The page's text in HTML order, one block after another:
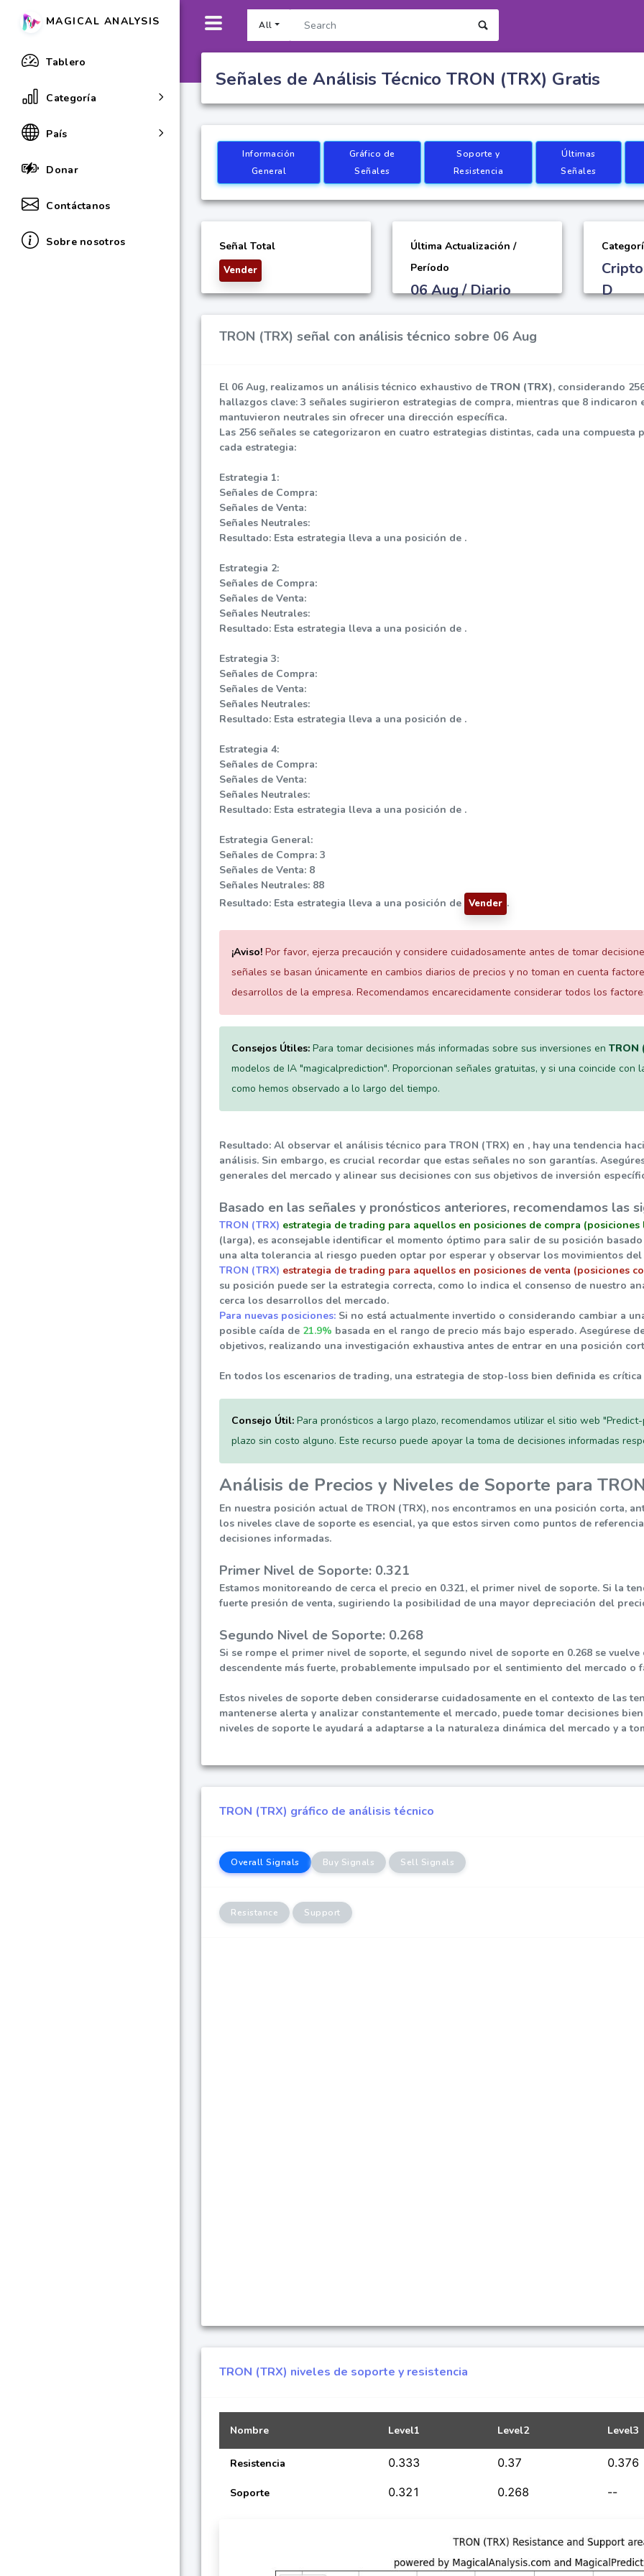
All
MAGICAL ANALYSIS
Tablero
Categoría
País
Donar
Contáctanos
Sobre nosotros
Señales de Análisis Técnico TRON (TRX) Gratis
Información
General
Gráfico de
Señales
Soporte y
Resistencia
Últimas
Señales
Señal Total
Vender
Última Actualización /
Período
06 Aug / Diario
D
TRON (TRX) señal con análisis técnico sobre 06 Aug
El 06 Aug, realizamos un análisis técnico exhaustivo de TRON (TRX), considerando
hallazgos clave: 3 señales sugirieron estrategias de compra, mientras que 8 indicaron
mantuvieron neutrales sin ofrecer una dirección específica.
Las 256 señales se categorizaron en cuatro estrategias distintas, cada una
cada estrategia:
Estrategia 1:
Señales de Compra:
Señales de Venta:
Señales Neutrales:
Resultado: Esta estrategia lleva a una posición de .
Estrategia 2:
Señales de Compra:
Señales de Venta:
Señales Neutrales:
Resultado: Esta estrategia lleva a una posición de .
Estrategia 3:
Señales de Compra:
Señales de Venta:
Señales Neutrales:
Resultado: Esta estrategia lleva a una posición de .
Estrategia 4:
Señales de Compra:
Señales de Venta:
Señales Neutrales:
Resultado: Esta estrategia lleva a una posición de .
Estrategia General:
Señales de Compra: 3
Señales de Venta: 8
Señales Neutrales: 88
Resultado: Esta estrategia lleva a una posición de Vender .
¡Aviso! Por favor, ejerza precaución y considere cuidadosamente antes de tomar
señales se basan únicamente en cambios diarios de precios y no toman en cuenta
desarrollos de la empresa. Recomendamos encarecidamente considerar todos los
Consejos Útiles: Para tomar decisiones más informadas sobre sus inversiones en TRON
modelos de IA "magicalprediction". Proporcionan señales gratuitas, y si una coincide
como hemos observado a lo largo del tiempo.
Resultado: Al observar el análisis técnico para TRON (TRX) en , hay una tendencia
análisis. Sin embargo, es crucial recordar que estas señales no son garantías.
generales del mercado y alinear sus decisiones con sus objetivos de inversión
Basado en las señales y pronósticos anteriores, recomendamos las
TRON (TRX) estrategia de trading para aquellos en posiciones de compra (posiciones
(larga), es aconsejable identificar el momento óptimo para salir de su posición
una alta tolerancia al riesgo pueden optar por esperar y observar los movimientos
TRON (TRX) estrategia de trading para aquellos en posiciones de venta (posiciones
su posición puede ser la estrategia correcta, como lo indica el consenso de nuestro
cerca los desarrollos del mercado.
Para nuevas posiciones: Si no está actualmente invertido o considerando cambiar a
posible caída de 21.9% basada en el rango de precio más bajo esperado. Asegúrese
objetivos, realizando una investigación exhaustiva antes de entrar en una posición
En todos los escenarios de trading, una estrategia de stop-loss bien definida es
Consejo Útil: Para pronósticos a largo plazo, recomendamos utilizar el sitio web
plazo sin costo alguno. Este recurso puede apoyar la toma de decisiones informadas
Análisis de Precios y Niveles de Soporte para
En nuestra posición actual de TRON (TRX), nos encontramos en una posición corta,
los niveles clave de soporte es esencial, ya que estos sirven como puntos de
decisiones informadas.
Primer Nivel de Soporte: 0.321
Estamos monitoreando de cerca el precio en 0.321, el primer nivel de soporte. Si la
fuerte presión de venta, sugiriendo la posibilidad de una mayor depreciación del
Segundo Nivel de Soporte: 0.268
Si se rompe el primer nivel de soporte, el segundo nivel de soporte en 0.268 se
descendente más fuerte, probablemente impulsado por el sentimiento del mercado o
Estos niveles de soporte deben considerarse cuidadosamente en el contexto de las
mantenerse alerta y analizar constantemente el mercado, puede tomar decisiones
niveles de soporte le ayudará a adaptarse a la naturaleza dinámica del mercado y a
TRON (TRX) gráfico de análisis técnico
Overall Signals Buy Signals Sell Signals
Resistance Support
TRON (TRX) niveles de soporte y resistencia
Nombre Level1 Level2 Level3
Resistencia 0.333 0.37 0.376
Soporte 0.321 0.268 --